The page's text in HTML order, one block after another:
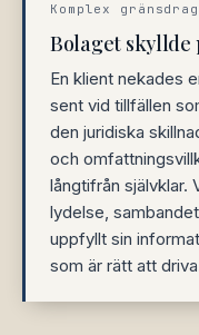
Komplex
Bolaget skyllde
En klient nekades
sent vid tillfällen
den juridiska
och
långtifrån självklar.
lydelse,
uppfyllt sin
som är rätt att